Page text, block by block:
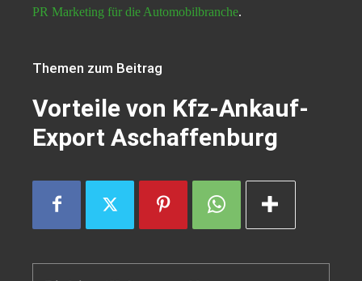
PR Marketing für die Automobilbranche.
Themen zum Beitrag
Vorteile von Kfz-Ankauf-
Export Aschaffenburg